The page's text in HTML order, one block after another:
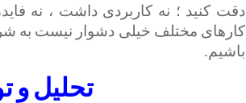
دقت کنید ؛ نه کاربردی داشت ، نه
کارهای مختلف خیلی دشوار نیست به
باشیم.
تحلیل و